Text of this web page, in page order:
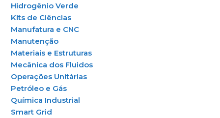
Hidrogênio Verde
Kits de Ciências
Manufatura e CNC
Manutenção
Materiais e Estruturas
Mecânica dos Fluidos
Operações Unitárias
Petróleo e Gás
Química Industrial
Smart Grid